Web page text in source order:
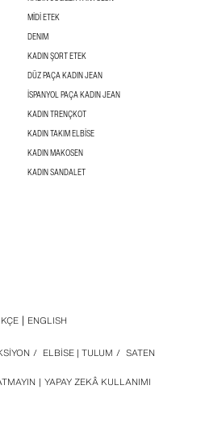
MİDİ ETEK
DENIM
KADIN ŞORT ETEK
DÜZ PAÇA KADIN JEAN
İSPANYOL PAÇA KADIN JEAN
KADIN TRENÇKOT
KADIN TAKIM ELBISE
KADIN MAKOSEN
KADIN SANDALET
YAPAY ZEKÂ KULLANIMI
/ ELBİSE | TULUM / SATEN
ENGLISH